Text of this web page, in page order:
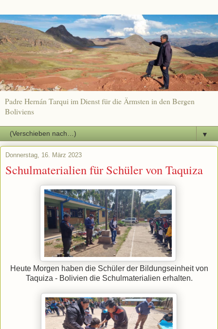
Padre Hernán Tarqui im Dienst für die Ärmsten in den Bergen
Boliviens
▼
Donnerstag, 16. März 2023
Schulmaterialien für Schüler von Taquiza
Heute Morgen haben die Schüler der Bildungseinheit von
Taquiza - Bolivien die Schulmaterialien erhalten.